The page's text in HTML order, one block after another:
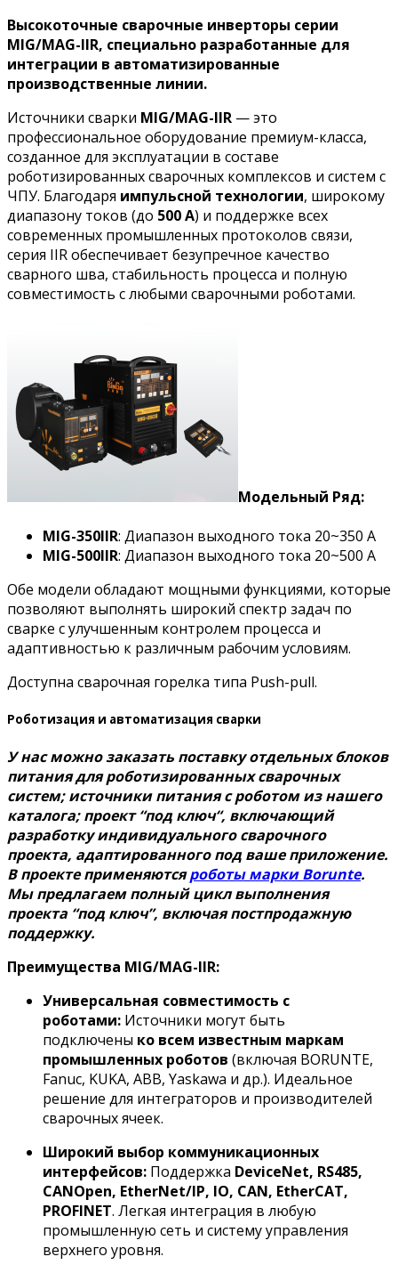
Высокоточные сварочные инверторы серии
MIG/MAG-IIR, специально разработанные для
интеграции в автоматизированные
производственные линии.
Источники сварки MIG/MAG-IIR — это
профессиональное оборудование премиум-класса,
созданное для эксплуатации в составе
роботизированных сварочных комплексов и систем с
ЧПУ. Благодаря импульсной технологии, широкому
диапазону токов (до 500 А) и поддержке всех
современных промышленных протоколов связи,
серия IIR обеспечивает безупречное качество
сварного шва, стабильность процесса и полную
совместимость с любыми сварочными роботами.
Модельный Ряд:
MIG-350IIR: Диапазон выходного тока 20~350 А
MIG-500IIR: Диапазон выходного тока 20~500 А
Обе модели обладают мощными функциями, которые
позволяют выполнять широкий спектр задач по
сварке с улучшенным контролем процесса и
адаптивностью к различным рабочим условиям.
Доступна сварочная горелка типа Push-pull.
Роботизация и автоматизация сварки
У нас можно заказать поставку отдельных блоков
питания для роботизированных сварочных
систем; источники питания с роботом из нашего
каталога; проект “под ключ“, включающий
разработку индивидуального сварочного
проекта, адаптированного под ваше приложение.
В проекте применяютсяроботы марки Borunte.
Мы предлагаем полный цикл выполнения
проекта “под ключ”, включая постпродажную
поддержку.
Преимущества MIG/MAG-IIR:
Универсальная совместимость с
роботами: Источники могут быть
подключены ко всем известным маркам
промышленных роботов (включая BORUNTE,
Fanuc, KUKA, ABB, Yaskawa и др.). Идеальное
решение для интеграторов и производителей
сварочных ячеек.
Широкий выбор коммуникационных
интерфейсов: Поддержка DeviceNet, RS485,
CANOpen, EtherNet/IP, IO, CAN, EtherCAT,
PROFINET. Легкая интеграция в любую
промышленную сеть и систему управления
верхнего уровня.